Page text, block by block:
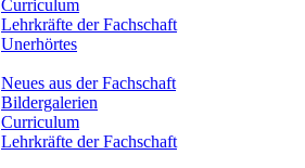
Curriculum
Lehrkräfte der Fachschaft
Unerhörtes
Neues aus der Fachschaft
Bildergalerien
Curriculum
Lehrkräfte der Fachschaft